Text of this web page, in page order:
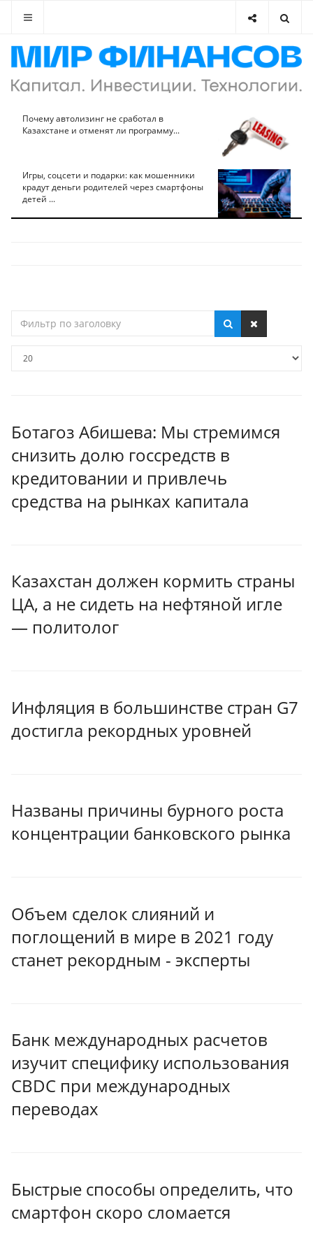
Почему автолизинг не сработал в
Казахстане и отменят ли программу...
Игры, соцсети и подарки: как мошенники
крадут деньги родителей через смартфоны
детей ...
по
Ботагоз Абишева: Мы стремимся
снизить долю госсредств в
кредитовании и привлечь
средства на рынках капитала
Казахстан должен кормить страны
ЦА, а не сидеть на нефтяной игле
— политолог
Инфляция в большинстве стран G7
достигла рекордных уровней
Названы причины бурного роста
концентрации банковского рынка
Объем сделок слияний и
поглощений в мире в 2021 году
станет рекордным - эксперты
Банк международных расчетов
изучит специфику использования
CBDC при международных
переводах
Быстрые способы определить, что
смартфон скоро сломается